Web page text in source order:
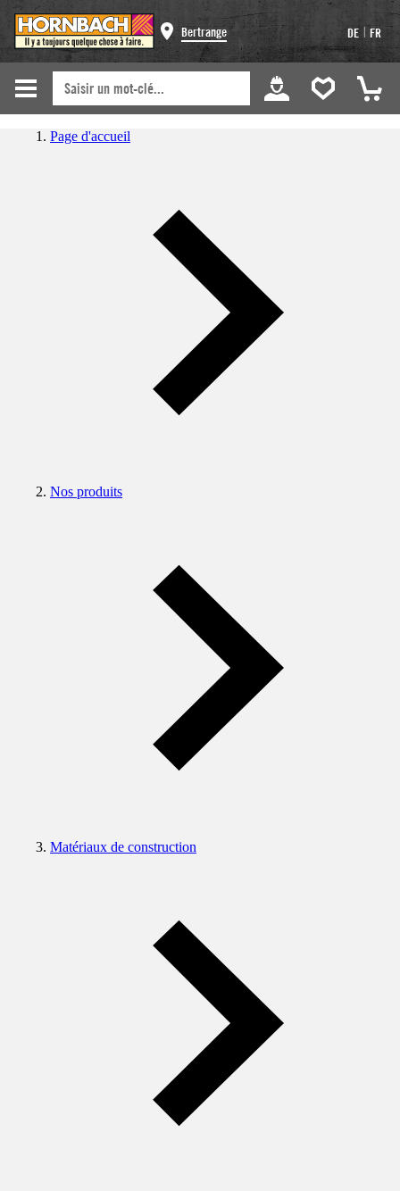
Bertrange DE | FR
Page d'accueil
Nos produits
Matériaux de construction